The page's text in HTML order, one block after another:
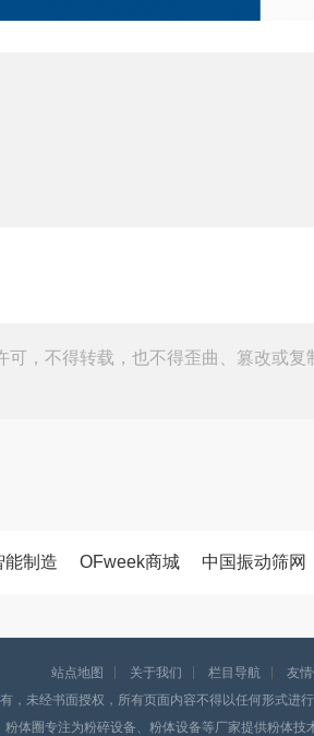
，不得转载，也不得歪曲、篡改或复
能制造 OFweek商城 中国振动筛网
站点地图 关于我们 栏目导航 友
，未经书面授权，所有页面内容不得以任何形式
粉体圈专注为粉碎设备、粉体设备等厂家提供粉体技